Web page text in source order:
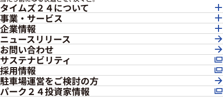
タイムズ２４について
事業・サービス
企業情報
ニュースリリース
お問い合わせ
サステナビリティ
採用情報
駐車場運営をご検討の方
パーク２４投資家情報